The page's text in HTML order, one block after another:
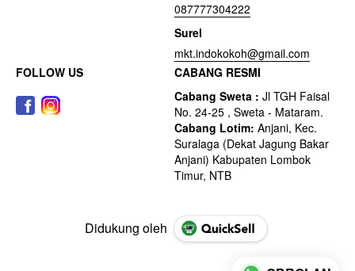
087777304222
Surel
mkt.indokokoh@gmail.com
FOLLOW US
CABANG RESMI
Didukung oleh